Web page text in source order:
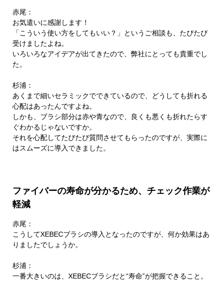
赤尾：
お気遣いに感謝します！
「こういう使い方をしてもいい？」というご相談も、たびたび
受けましたよね。
いろいろなアイデアが出てきたので、弊社にとっても貴重でし
た。
杉浦：
あくまで細いセラミックでできているので、どうしても折れる
心配はあったんですよね。
しかも、ブラシ部分は赤や青なので、良くも悪くも折れたらす
ぐわかるじゃないですか。
それを心配してたびたび質問させてもらったのですが、実際に
はスムーズに導入できました。
ファイバーの寿命が分かるため、チェック作業が
軽減
赤尾：
こうしてXEBECブラシの導入となったのですが、何か効果はあ
りましたでしょうか。
杉浦：
一番大きいのは、XEBECブラシだと“寿命”が把握できること。